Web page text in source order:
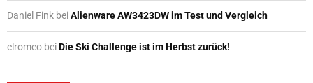
Daniel Fink beiAlienware AW3423DW im Test und Vergleich
elromeo beiDie Ski Challenge ist im Herbst zurück!